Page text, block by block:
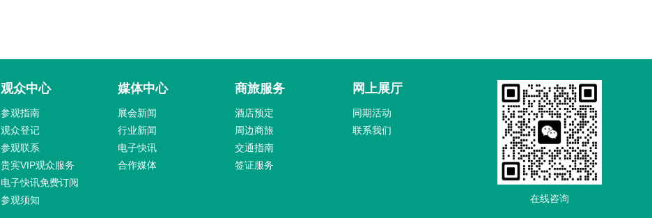
观众中心
参观指南
观众登记
参观联系
贵宾VIP观众服务
电子快讯免费订阅
参观须知
媒体中心
展会新闻
行业新闻
电子快讯
合作媒体
商旅服务
酒店预定
周边商旅
交通指南
签证服务
网上展厅
同期活动
联系我们
在线咨询